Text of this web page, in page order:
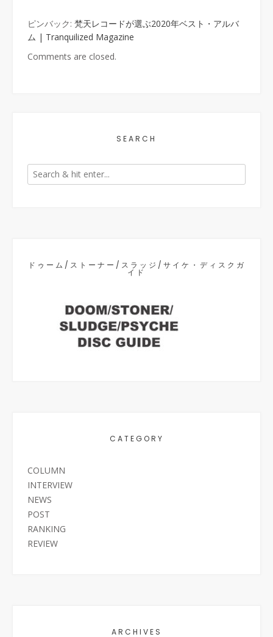
ピンバック: 梵天レコードが選ぶ2020年ベスト・アルバ
ム | Tranquilized Magazine
Comments are closed.
SEARCH
ドゥーム/ストーナー/スラッジ/サイケ・ディスクガ
イド
CATEGORY
COLUMN
INTERVIEW
NEWS
POST
RANKING
REVIEW
ARCHIVES